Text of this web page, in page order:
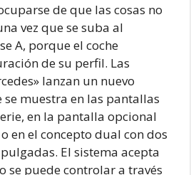
de que las cosas no
vez que se suba al
A, porque el coche
de su perfil. Las
lanzan un nuevo
muestra en las pantallas
en la pantalla opcional
en el concepto dual con dos
El sistema acepta
se puede controlar a través